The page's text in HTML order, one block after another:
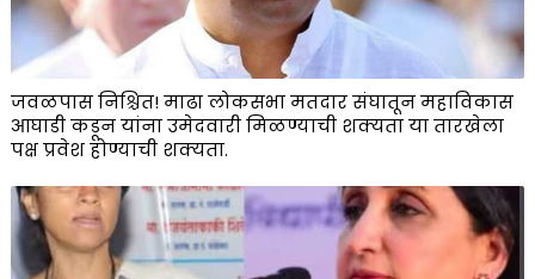
जवळपास निश्चित! माढा लोकसभा मतदार संघातून महाविकास
आघाडी कडून यांना उमेदवारी मिळण्याची शक्यता या तारखेला
पक्ष प्रवेश होण्याची शक्यता.